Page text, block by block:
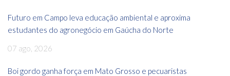
Futuro em Campo leva educação ambiental e aproxima
estudantes do agronegócio em Gaúcha do Norte
07 ago, 2026
Boi gordo ganha força em Mato Grosso e pecuaristas